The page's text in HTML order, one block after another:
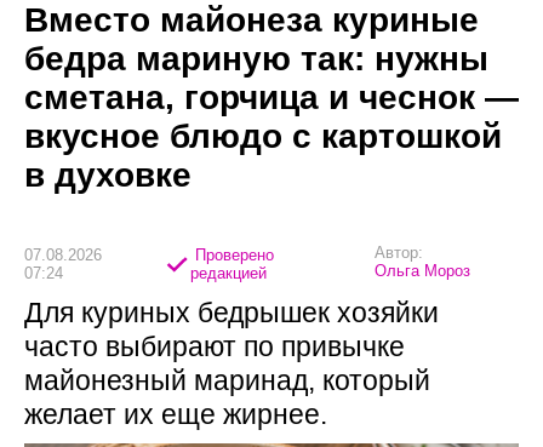
Вместо майонеза куриные
бедра мариную так: нужны
сметана, горчица и чеснок —
вкусное блюдо с картошкой
в духовке
07.08.2026
07:24
Проверено
редакцией
Автор:
Ольга Мороз
Для куриных бедрышек хозяйки
часто выбирают по привычке
майонезный маринад, который
желает их еще жирнее.